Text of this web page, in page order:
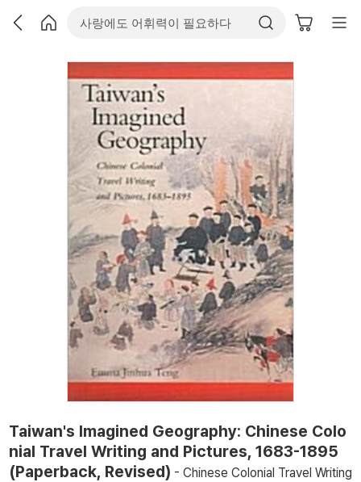
Taiwan's Imagined Geography: Chinese Colo
nial Travel Writing and Pictures, 1683-1895
(Paperback, Revised) - Chinese Colonial Travel Writing